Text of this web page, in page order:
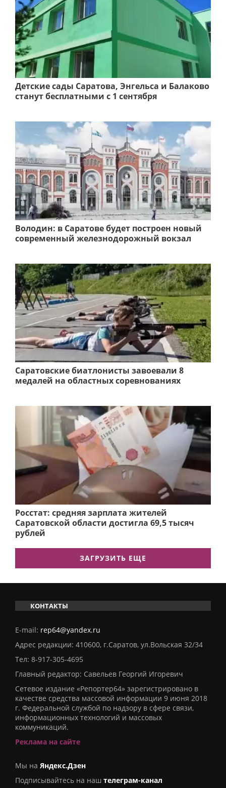
Детские сады Саратова, Энгельса и Балаково
станут бесплатными с 1 сентября
Володин: в Саратове будет построен новый
современный железнодорожный вокзал
Саратовские биатлонисты завоевали 8
медалей на областных соревнованиях
Росстат: средняя зарплата жителей
Саратовской области достигла 69,5 тысяч
рублей
ЗАГРУЗИТЬ ЕЩЕ
КОНТАКТЫ
E-mail: rep64@yandex.ru
Адрес редакции: 410600, г.Саратов, ул.Вольская 32/34
Тел: 8-917-305-4695
Главный редактор: Савельев Георгий Игоревич
Сетевое издание «Репортер64» зарегистрировано в
качестве средства массовой информации 9 июня 2018
г. Федеральной службой по надзору в сфере связи,
информационных технологий и массовых
коммуникаций.
Реклама на сайте
Мы на Яндекс.Дзен
Подписывайтесь на наш телеграм-канал